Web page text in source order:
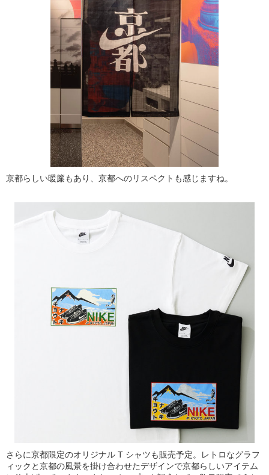
京都らしい暖簾もあり、京都へのリスペクトも感じますね。
さらに京都限定のオリジナル T シャツも販売予定。レトロなグラフ
ィックと京都の風景を掛け合わせたデザインで京都らしいアイテム